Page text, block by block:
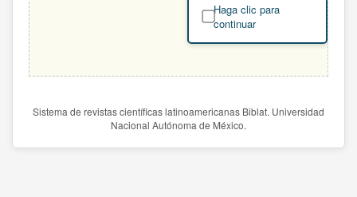
Haga clic para
continuar
Sistema de revistas científicas latinoamericanas Biblat. Universidad
Nacional Autónoma de México.